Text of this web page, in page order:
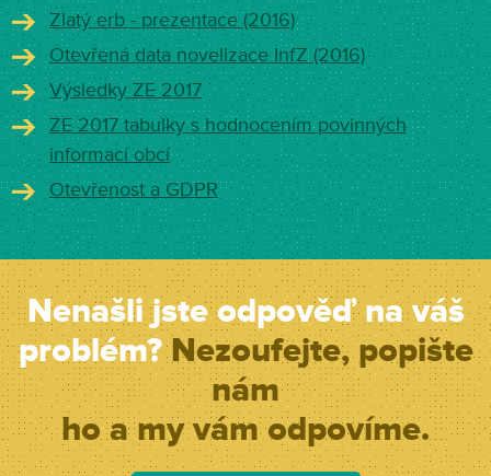
Zlatý erb - prezentace (2016)
Otevřená data novelizace InfZ (2016)
Výsledky ZE 2017
ZE 2017 tabulky s hodnocením povinných
informací obcí
Otevřenost a GDPR
Nenašli jste odpověď na váš
problém?Nezoufejte, popište
nám
ho a my vám odpovíme.